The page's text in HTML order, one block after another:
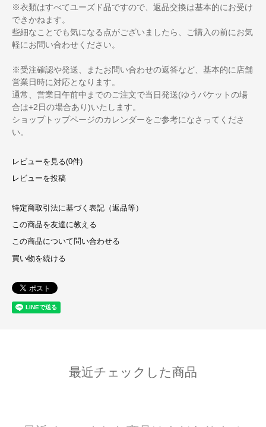
※衣類はすべてユーズド品ですので、返品交換は基本的にお受け
できかねます。
些細なことでも気になる点がございましたら、ご購入の前にお気
軽にお問い合わせください。
※受注確認や発送、またお問い合わせの返答など、基本的に店舗
営業日時に対応となります。
通常、営業日午前中までのご注文で当日発送(ゆうパケットの場
合は+2日の場合あり)いたします。
ショップトップページのカレンダーをご参考になさってくださ
い。
レビューを見る(0件)
レビューを投稿
特定商取引法に基づく表記（返品等）
この商品を友達に教える
この商品について問い合わせる
買い物を続ける
最近チェックした商品